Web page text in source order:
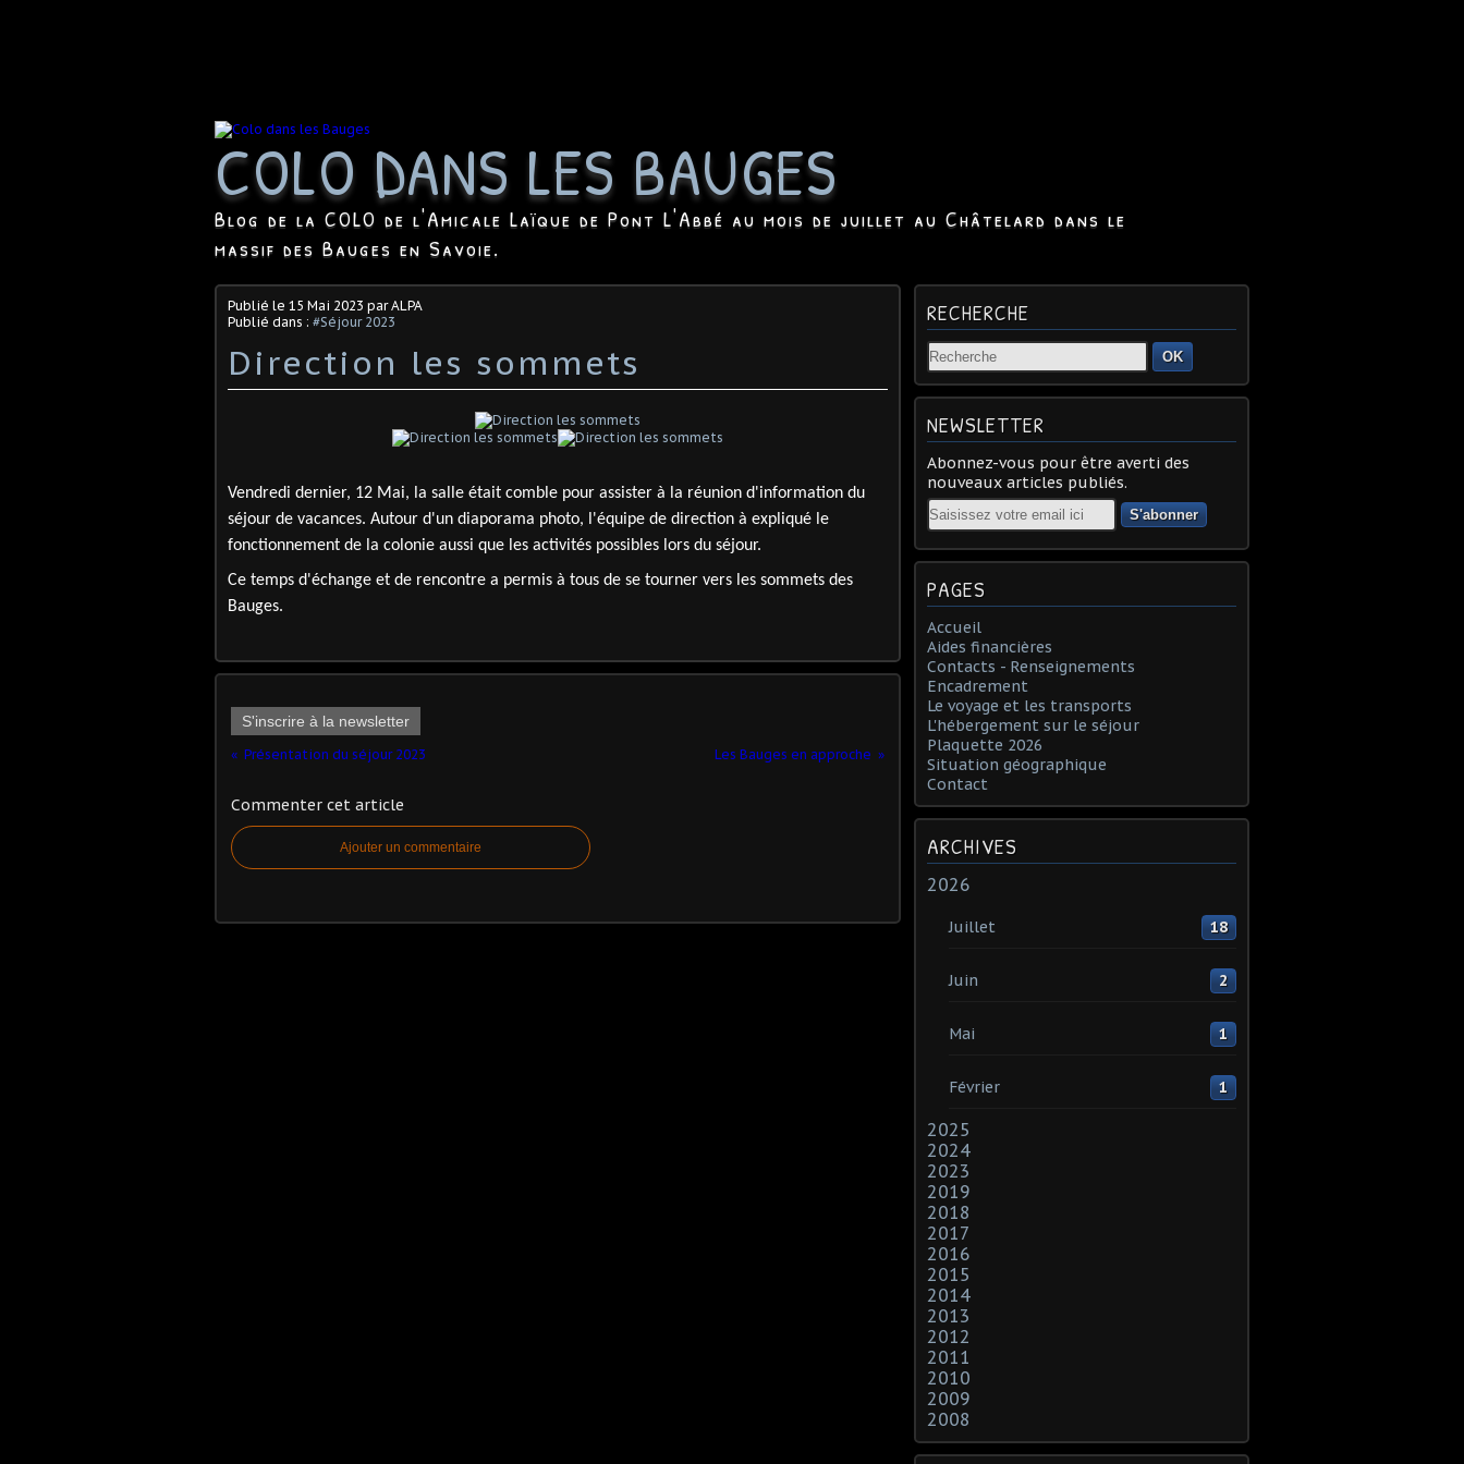
COLO DANS LES BAUGES
Blog de la COLO de l'Amicale Laïque de Pont L'Abbé au mois de juillet au Châtelard dans le
massif des Bauges en Savoie.
Publié le 15 Mai 2023 par ALPA
Publié dans : #Séjour 2023
Direction les sommets
Vendredi dernier, 12 Mai, la salle était comble pour assister à la réunion d'information du
séjour de vacances. Autour d'un diaporama photo, l'équipe de direction à expliqué le
fonctionnement de la colonie aussi que les activités possibles lors du séjour.
Ce temps d'échange et de rencontre a permis à tous de se tourner vers les sommets des
Bauges.
S'inscrire à la newsletter
Présentation du séjour 2023 Les Bauges en approche
Commenter cet article
Ajouter un commentaire
RECHERCHE
OK
NEWSLETTER
Abonnez-vous pour être averti des
nouveaux articles publiés.
Email
PAGES
Accueil
Aides financières
Contacts - Renseignements
Encadrement
Le voyage et les transports
L'hébergement sur le séjour
Plaquette 2026
Situation géographique
Contact
ARCHIVES
2026
Juillet 18
Juin 2
Mai 1
Février 1
2025
2024
2023
2019
2018
2017
2016
2015
2014
2013
2012
2011
2010
2009
2008